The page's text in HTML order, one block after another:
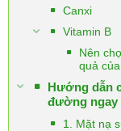
Canxi
Vitamin B
Nên
quả
Hướng dẫn
đường ngay
1. Mặt nạ